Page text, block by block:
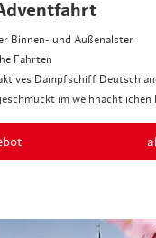
Binnen- und Außenalster
Fahrten
Dampfschiff
im weihnachtlichen